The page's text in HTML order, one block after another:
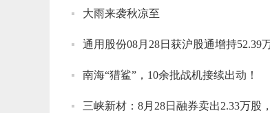
大雨来袭秋凉至
通用股份08月28日获沪股通增持52.39
南海“猎鲨”，10余批战机接续出动！
三峡新材：8月28日融券卖出2.33万股